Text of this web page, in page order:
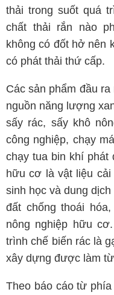
thải trong suốt quá
chất thải rắn nào
không có đốt hở nên
có phát thải thứ cấp.
Các sản phẩm đầu
nguồn năng lượng
sấy rác, sấy khô
công nghiệp, chạy
chạy tua bin khí
hữu cơ là vật liệu
sinh học và dung
đất chống thoái
nông nghiệp hữu
trình chế biến rác là
xây dựng được làm
Theo báo cáo từ